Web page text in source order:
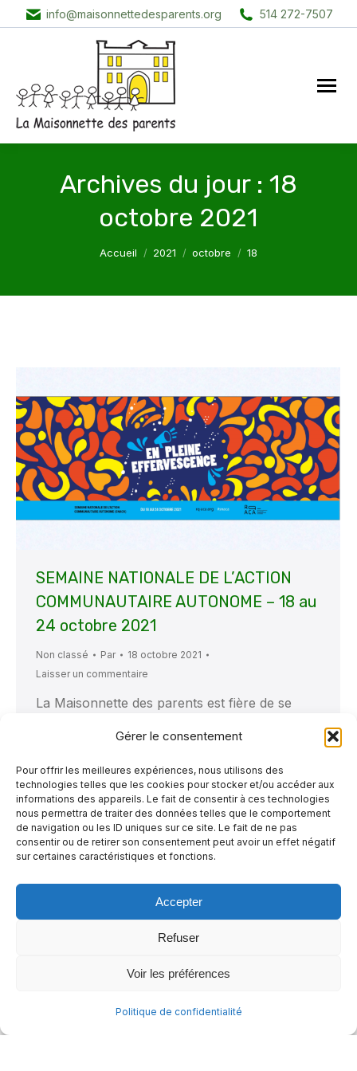
Gérer le consentement
Pour offrir les meilleures expériences, nous utilisons des
technologies telles que les cookies pour stocker et/ou accéder aux
informations des appareils. Le fait de consentir à ces technologies
nous permettra de traiter des données telles que le comportement
de navigation ou les ID uniques sur ce site. Le fait de ne pas
consentir ou de retirer son consentement peut avoir un effet négatif
sur certaines caractéristiques et fonctions.
Accepter
Refuser
Voir les préférences
Politique de confidentialité
info@maisonnettedesparents.org 514 272-7507
Archives du jour : 18
octobre 2021
Vous êtes ici :
Accueil 2021 octobre 18
SEMAINE NATIONALE DE L’ACTION
COMMUNAUTAIRE AUTONOME – 18 au
24 octobre 2021
Non classé Par
18 octobre 2021
Laisser un commentaire
La Maisonnette des parents est fière de se
(SNACA), qui se tiendra du 18 au 24 octobre
2021, présentée par le Réseau québécois de
l’action communautaire autonome (RQ-ACA).
Pour tous les détails concernant cet
événement, veuillez consulter le lien suivant :
https://mailchi.mp/bb3c1520670e/info-snaca-
octobre2020-5029014?